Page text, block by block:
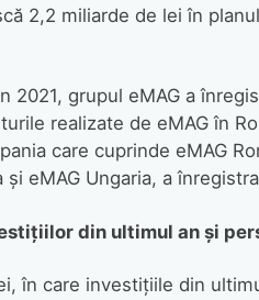
2,2 miliarde de lei în
2021, grupul eMAG a
realizate de eMAG în
care cuprinde eMAG
şi eMAG Ungaria, a
din ultimul an și
în care investițiile din